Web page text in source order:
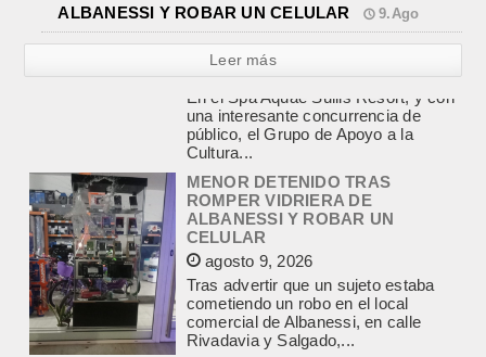
ALBANESSI Y ROBAR UN CELULAR
9.Ago
Leer más
MENOR DETENIDO TRAS
ROMPER VIDRIERA DE
ALBANESSI Y ROBAR UN
agosto 9, 2026
Tras advertir que un sujeto estaba
cometiendo un robo en el local
comercial de Albanessi, en calle
Rivadavia y Salgado,...
FALLECIO UN JOVEN DE 24 AÑOS
TRAS DESPISTARSE CON SU
AUTO E IMPACTAR CONTRA UN